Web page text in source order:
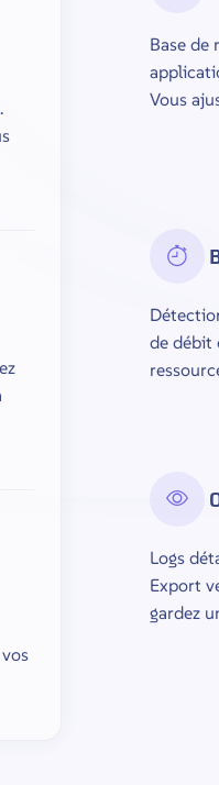
Base de
Vous
de débit
Logs
Export
gardez